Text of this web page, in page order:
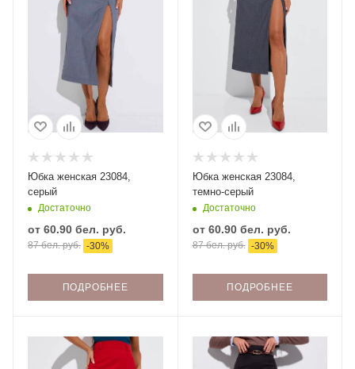
Юбка женская 23084,
серый
Достаточно
от 60.90 бел. руб.
87 бел. руб. -30%
ПОДРОБНЕЕ
Юбка женская 23084,
темно-серый
Достаточно
от 60.90 бел. руб.
87 бел. руб. -30%
ПОДРОБНЕЕ